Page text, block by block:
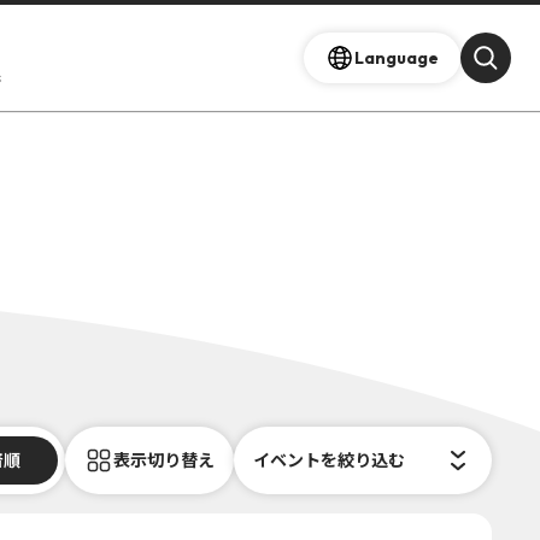
Language
順 表示切り替え イベントを絞り込む